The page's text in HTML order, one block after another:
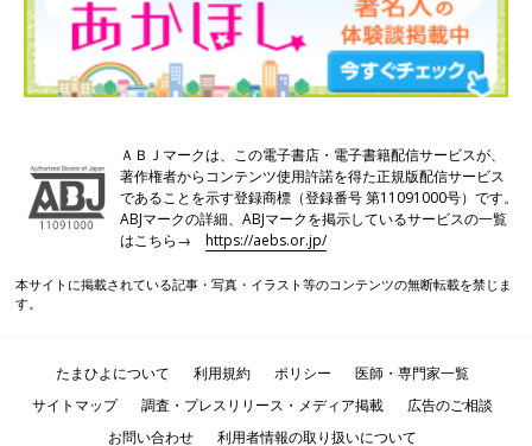
検査後のアンケート。さまざまな意見を元に、よりよい技術を追求
ＡＢＪマークは、この電子書店・電子書籍配信サービスが、
著作権者からコンテンツ使用許諾を得た正規版配信サービス
であることを示す登録商標（登録番号 第11091000号）です。
ABJマークの詳細、ABJマークを掲示しているサービスの一覧
はこちら→https://aebs.or.jp/
本サイトに掲載されている記事・写真・イラスト等のコンテンツの無断転載を禁じま
す。
たまひよについて 利用規約 ポリシー
医師・専門家一覧
サイトマップ
調査・プレスリリース・メディア掲載
広告のご相談
お問い合わせ
利用者情報の取り扱いについて